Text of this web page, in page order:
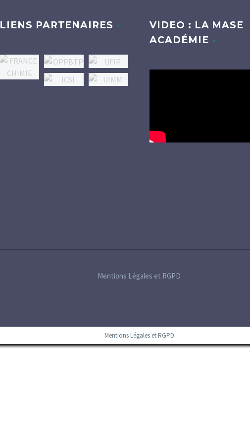
LIENS PARTENAIRES
VIDEO : LA MASE
ACADÉMIE
Mentions Légales et RGPD
Mentions Légales et RGPD